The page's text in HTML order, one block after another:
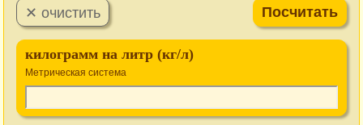
килограмм на литр (кг/л)
Метрическая система